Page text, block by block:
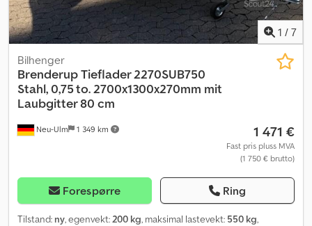
1 / 7
Neu-Ulm 1 349 km
Bilhenger
BrenderupTieflader 2270SUB750
Stahl, 0,75 to. 2700x1300x270mm mit
Laubgitter 80 cm
1 471 €
Fast pris pluss MVA
(1 750 € brutto)
Forespørre Ring
Tilstand: ny, egenvekt: 200 kg, maksimal lastevekt: 550 kg,